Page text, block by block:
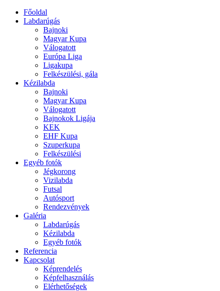
Főoldal
Labdarúgás
Bajnoki
Magyar Kupa
Válogatott
Európa Liga
Ligakupa
Felkészülési, gála
Kézilabda
Bajnoki
Magyar Kupa
Válogatott
Bajnokok Ligája
KEK
EHF Kupa
Szuperkupa
Felkészülési
Egyéb fotók
Jégkorong
Vizilabda
Futsal
Autósport
Rendezvények
Galéria
Labdarúgás
Kézilabda
Egyéb fotók
Referencia
Kapcsolat
Képrendelés
Képfelhasználás
Elérhetőségek